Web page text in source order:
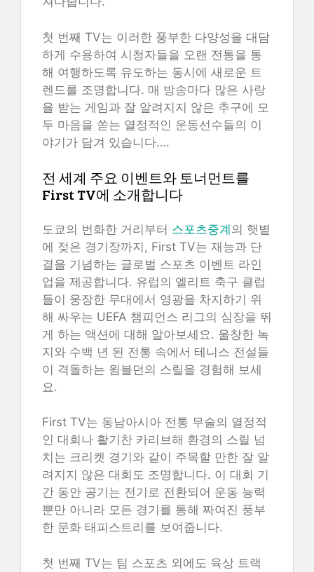
첫 번째 TV는 이러한 풍부한 다양성을 대담
하게 수용하여 시청자들을 오랜 전통을 통
해 여행하도록 유도하는 동시에 새로운 트
렌드를 조명합니다. 매 방송마다 많은 사랑
을 받는 게임과 잘 알려지지 않은 추구에 모
두 마음을 쏟는 열정적인 운동선수들의 이
야기가 담겨 있습니다….
전 세계 주요 이벤트와 토너먼트를
First TV에 소개합니다
도쿄의 번화한 거리부터 스포츠중계의 햇볕
에 젖은 경기장까지, First TV는 재능과 단
결을 기념하는 글로벌 스포츠 이벤트 라인
업을 제공합니다. 유럽의 엘리트 축구 클럽
들이 웅장한 무대에서 영광을 차지하기 위
해 싸우는 UEFA 챔피언스 리그의 심장을 뛰
게 하는 액션에 대해 알아보세요. 울창한 녹
지와 수백 년 된 전통 속에서 테니스 전설들
이 격돌하는 윔블던의 스릴을 경험해 보세
요.
First TV는 동남아시아 전통 무술의 열정적
인 대회나 활기찬 카리브해 환경의 스릴 넘
치는 크리켓 경기와 같이 주목할 만한 잘 알
려지지 않은 대회도 조명합니다. 이 대회 기
간 동안 공기는 전기로 전환되어 운동 능력
뿐만 아니라 모든 경기를 통해 짜여진 풍부
한 문화 태피스트리를 보여줍니다.
첫 번째 TV는 팀 스포츠 외에도 육상 트랙